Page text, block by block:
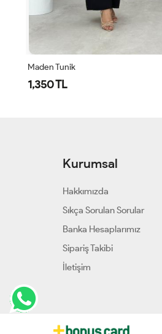
Maden Tunik
1,350 TL
Kurumsal
Hakkımızda
Sıkça Sorulan Sorular
Banka Hesaplarımız
Sipariş Takibi
İletişim